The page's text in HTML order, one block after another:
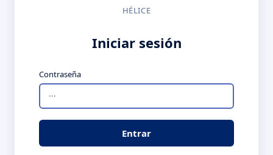
HÉLICE
Iniciar sesión
Contraseña
Entrar